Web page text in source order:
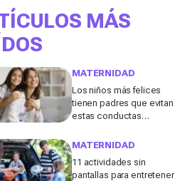
para compartir con ella
MÁS
MATERNIDAD
Los niños más felices
tienen padres que evitan
estas conductas
menudo se consideran
expertos
MATERNIDAD
11 actividades sin
pantallas para entretener